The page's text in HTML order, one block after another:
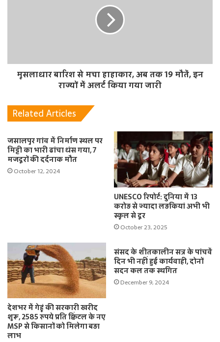
मूसलाधार बारिश से मचा हाहाकार, अब तक 19 मौतें, इन
राज्यों में अलर्ट किया गया जारी
Related Articles
जसालपुर गांव में निर्माण स्थल पर
मिट्टी का भारी ढांचा धंस गया, 7
मजदूरों की दर्दनाक मौत
October 12, 2024
UNESCO रिपोर्ट: दुनिया में 13
करोड़ से ज्यादा लड़कियां अभी भी
स्कूल से दूर
October 23, 2025
देशभर में गेहूं की सरकारी खरीद
शुरू, 2585 रुपये प्रति क्विंटल के नए
MSP से किसानों को मिलेगा बड़ा
लाभ
संसद के शीतकालीन सत्र के पांचवें
दिन भी नहीं हुई कार्यवाही, दोनों
सदन कल तक स्थगित
December 9, 2024